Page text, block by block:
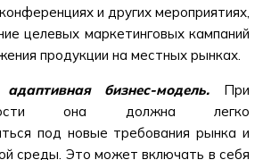
и других мероприятиях,
целевых маркетинговых кампаний
продукции на местных рынках.
бизнес-модель. При
она должна легко
под новые требования рынка и
среды. Это может включать в себя